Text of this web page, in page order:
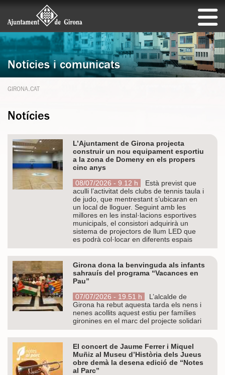
Notícies i comunicats
GIRONA.CAT
Notícies
L’Ajuntament de Girona projecta
construir un nou equipament esportiu
a la zona de Domeny en els propers
cinc anys
08/07/2026 - 9.12 h
Està previst que
aculli l’activitat dels clubs de tennis taula i
de judo, que mentrestant s’ubicaran en
un local de lloguer. Seguint amb les
millores en les instal·lacions esportives
municipals, el consistori adquirirà un
sistema de projectors de llum LED que
es podrà col·locar en diferents espais
Girona dona la benvinguda als infants
sahrauís del programa “Vacances en
Pau”
07/07/2026 - 19.51 h
L’alcalde de
Girona ha rebut aquesta tarda els nens i
nenes acollits aquest estiu per famílies
gironines en el marc del projecte solidari
El concert de Jaume Ferrer i Miquel
Muñiz al Museu d’Història dels Jueus
obre demà la desena edició de “Notes
al Parc”